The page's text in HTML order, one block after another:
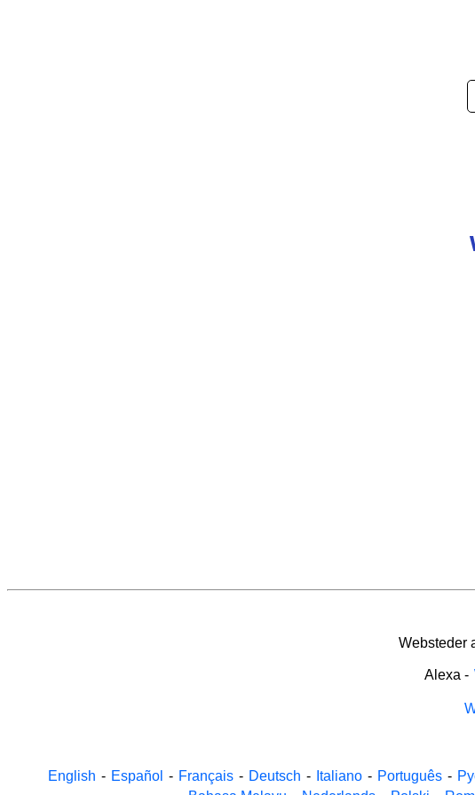
Websteder
Alexa -
English - Español - Français - Deutsch - Italiano - Português -